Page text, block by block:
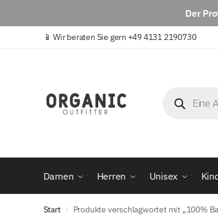
Der
📱Wir beraten Sie gern +49 4131 2190730
Damen Herren Unisex
Start / Produkte verschlagwortet mit „100%